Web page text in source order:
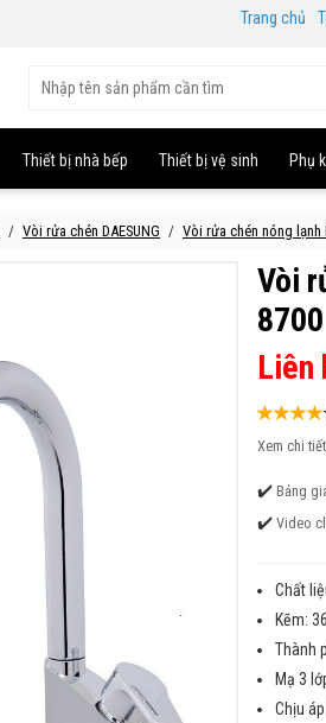
Trang chủ
Thiết bị nhà bếp Thiết bị vệ sinh Phụ
Vòi rửa chén DAESUNG Vòi rửa chén nóng lạnh
Vòi
8700
Liên
Xem chi
✔️ Bảng
✔️ Video
Chất
Kẽm:
Thành
Mạ 3
Chịu